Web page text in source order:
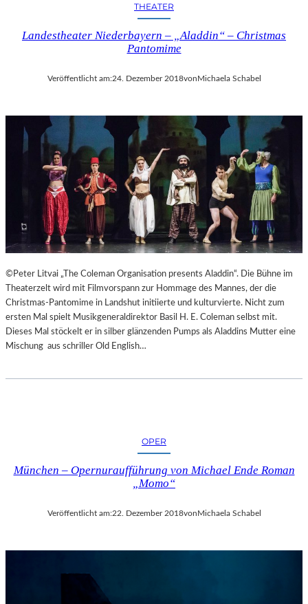
THEATER
Landestheater Niederbayern – „Aladdin“ – Christmas
Pantomime
Veröffentlicht am:24. Dezember 2018vonMichaela Schabel
©Peter Litvai „The Coleman Organisation presents Aladdin“. Die Bühne im
Theaterzelt wird mit Filmvorspann zur Hommage des Mannes, der die
Christmas-Pantomime in Landshut initiierte und kulturvierte. Nicht zum
ersten Mal spielt Musikgeneraldirektor Basil H. E. Coleman selbst mit.
Dieses Mal stöckelt er in silber glänzenden Pumps als Aladdins Mutter eine
Mischung aus schriller Old English…
OPER
München – Opernuraufführung von Michael Ende Roman
„Momo“
Veröffentlicht am:22. Dezember 2018vonMichaela Schabel